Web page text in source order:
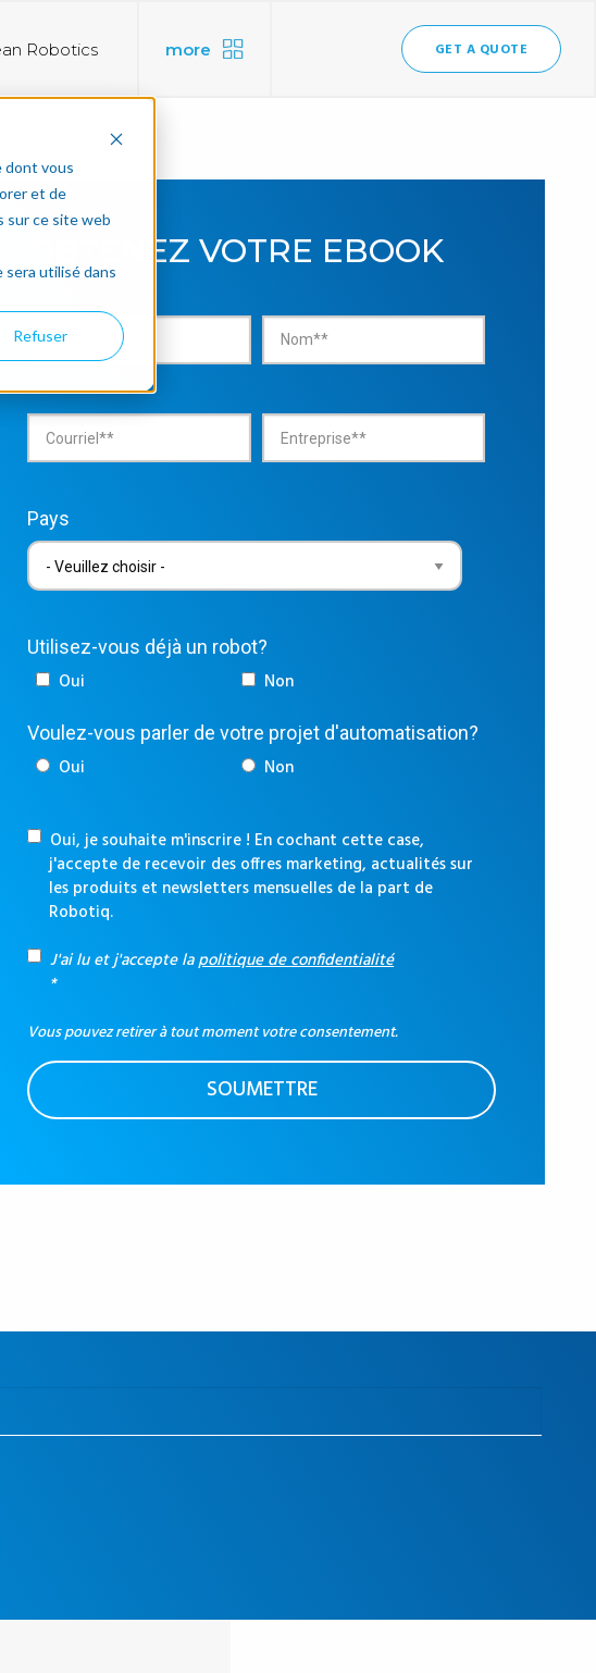
dont vous
et de
sur ce site web
sera utilisé dans
Refuser
Robotics more GET A QUOTE
OBTENEZ VOTRE EBOOK
Pays
Utilisez-vous déjà un robot?
Oui Non
Voulez-vous parler de votre projet d'automatisation?
Oui Non
Oui, je souhaite m'inscrire ! En cochant cette case,
j'accepte de recevoir des offres marketing, actualités sur
les produits et newsletters mensuelles de la part de
Robotiq.
J'ai lu et j'accepte lapolitique de confidentialité
*
Vous pouvez retirer à tout moment votre consentement.